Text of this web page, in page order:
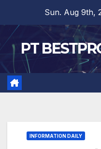
content
Sun. Aug 9th,
PT
INFORMATION DAILY